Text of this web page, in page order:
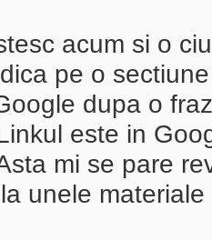
acum si o
pe o
dupa o
este in
mi se pare
unele